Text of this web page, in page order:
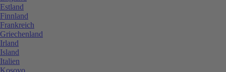
Estland
Finnland
Frankreich
Griechenland
Irland
Island
Italien
Kosovo